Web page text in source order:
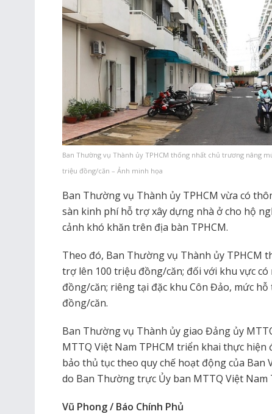
Ban Thường vụ Thành ủy TPHCM thống nhất chủ trương nâng
triệu đồng/căn – Ảnh minh họa
Ban Thường vụ Thành ủy TPHCM vừa có
sàn kinh phí hỗ trợ xây dựng nhà ở cho hộ
cảnh khó khăn trên địa bàn TPHCM.
Theo đó, Ban Thường vụ Thành ủy TPHCM
trợ lên 100 triệu đồng/căn; đối với khu vực
đồng/căn; riêng tại đặc khu Côn Đảo, mức
đồng/căn.
Ban Thường vụ Thành ủy giao Đảng ủy
MTTQ Việt Nam TPHCM triển khai thực
bảo thủ tục theo quy chế hoạt động của Ban
do Ban Thường trực Ủy ban MTTQ Việt Nam
Vũ Phong / Báo Chính Phủ